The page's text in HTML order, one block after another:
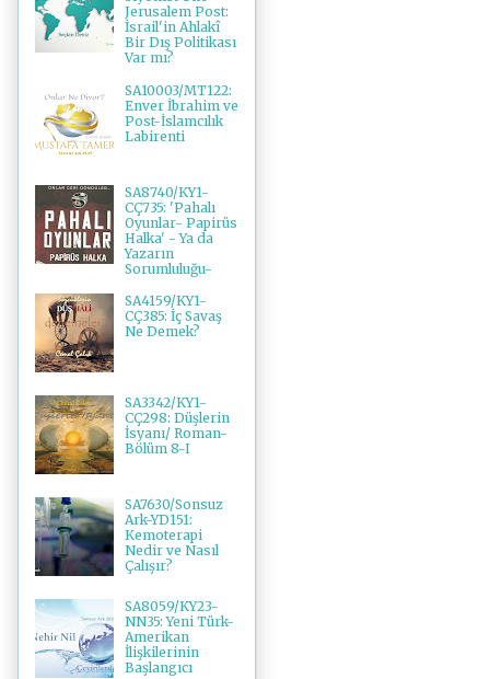
Jerusalem Post:
İsrail'in Ahlakî
Bir Dış Politikası
Var mı?
SA10003/MT122:
Enver İbrahim ve
Post-İslamcılık
Labirenti
SA8740/KY1-
CÇ735: 'Pahalı
Oyunlar- Papirüs
Halka' - Ya da
Yazarın
Sorumluluğu-
SA4159/KY1-
CÇ385: İç Savaş
Ne Demek?
SA3342/KY1-
CÇ298: Düşlerin
İsyanı/ Roman-
Bölüm 8-I
SA7630/Sonsuz
Ark-YD151:
Kemoterapi
Nedir ve Nasıl
Çalışır?
SA8059/KY23-
NN35: Yeni Türk-
Amerikan
İlişkilerinin
Başlangıcı